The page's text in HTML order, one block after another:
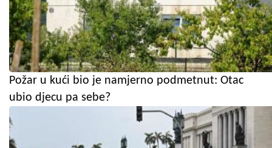
Požar u kući bio je namjerno podmetnut: Otac
ubio djecu pa sebe?